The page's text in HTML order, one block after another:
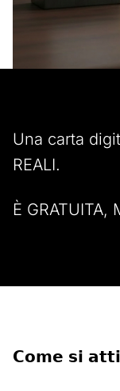
Una carta
REALI.
È GRATUITA,
𝗖𝗼𝗺𝗲 𝘀𝗶